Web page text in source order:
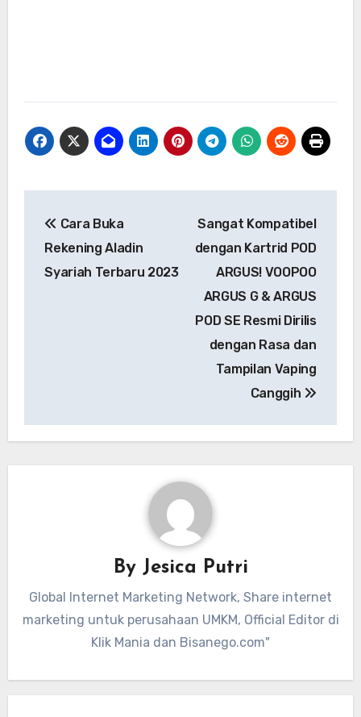
pos
Cara Buka
Rekening Aladin
Syariah Terbaru 2023
Sangat Kompatibel
dengan Kartrid POD
ARGUS! VOOPOO
ARGUS G & ARGUS
POD SE Resmi Dirilis
dengan Rasa dan
Tampilan Vaping
Canggih
By Jesica Putri
Global Internet Marketing Network, Share internet
marketing untuk perusahaan UMKM, Official Editor di
Klik Mania dan Bisanego.com"